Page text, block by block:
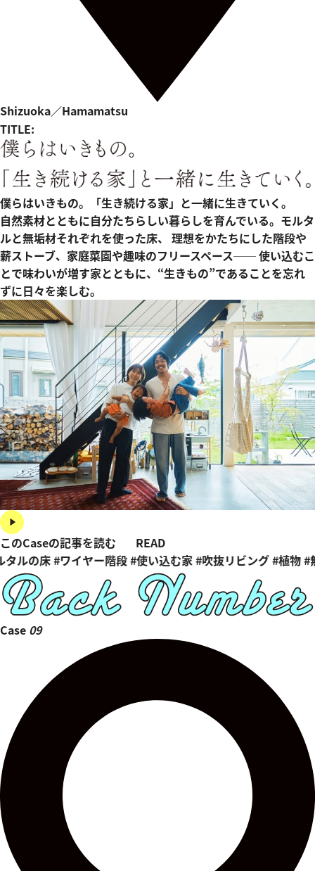
Shizuoka／Hamamatsu
TITLE:
僕らはいきもの。「生き続ける家」と一緒に生きていく。
自然素材とともに自分たちらしい暮らしを育んでいる。モルタ
ルと無垢材それぞれを使った床、 理想をかたちにした階段や
薪ストーブ、家庭菜園や趣味のフリースペース── 使い込むこ
とで味わいが増す家とともに、“生きもの”であることを忘れ
ずに日々を楽しむ。
このCaseの記事を読む
READ
ルの床#ワイヤー階段#使い込む家#吹抜リビング#植物#
Case 09